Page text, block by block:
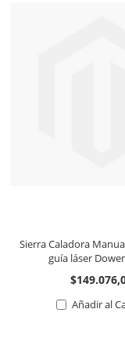
Sierra Caladora
guía láser
Añadir al